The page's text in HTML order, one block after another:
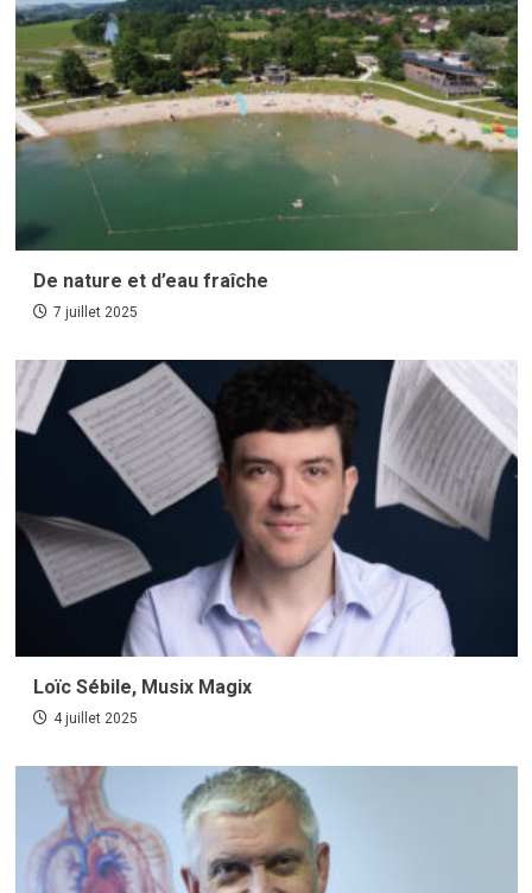
De nature et d’eau fraîche
7 juillet 2025
Loïc Sébile, Musix Magix
4 juillet 2025